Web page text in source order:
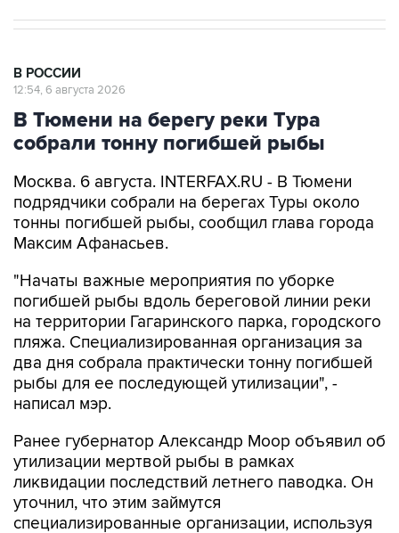
В Тюмени на берегу реки Тура
собрали тонну погибшей рыбы
Москва. 6 августа. INTERFAX.RU - В Тюмени
тонны погибшей рыбы, сообщил глава города
Максим Афанасьев.
"Начаты важные мероприятия по уборке
на территории Гагаринского парка, городского
пляжа. Специализированная организация за
два дня собрала практически тонну погибшей
рыбы для ее последующей утилизации", -
написал мэр.
Ранее губернатор Александр Моор объявил об
ликвидации последствий летнего паводка. Он
уточнил, что этим займутся
специализированные организации, используя
печи закрытого типа.